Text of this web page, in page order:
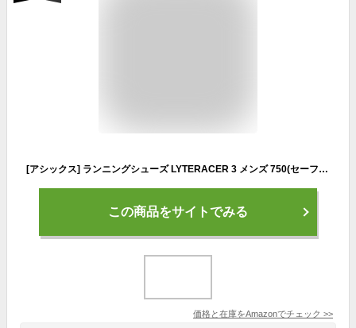
[アシックス] ランニングシューズ LYTERACER 3 メンズ 750(セーフティーイエロー/ブラック) 28.0cm 2E
この商品をサイトでみる
価格と在庫をAmazonでチェック >>